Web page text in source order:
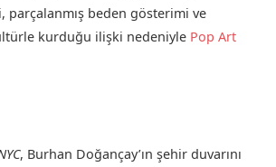
parçalanmış beden gösterimi ve
kurduğu ilişki nedeniyle Pop Art
, Burhan Doğançay’ın şehir duvarını